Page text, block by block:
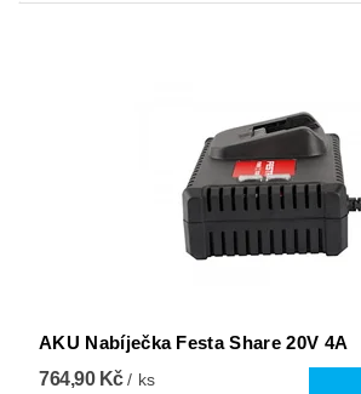
AKU Nabíječka Festa Share 20V 4A
764,90 Kč/ ks